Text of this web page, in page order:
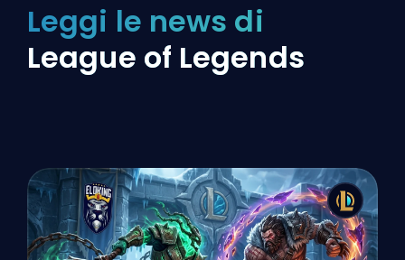
Leggi le news di
League of Legends